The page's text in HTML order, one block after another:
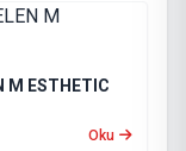
M ESTHETIC
Oku